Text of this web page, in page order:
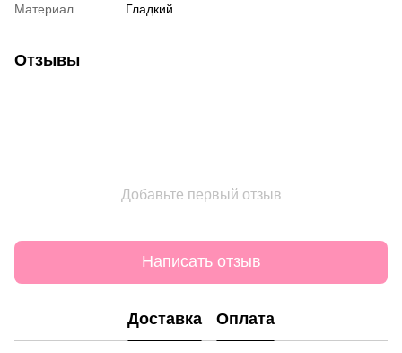
Материал Гладкий
Отзывы
Добавьте первый отзыв
Написать отзыв
Доставка Оплата